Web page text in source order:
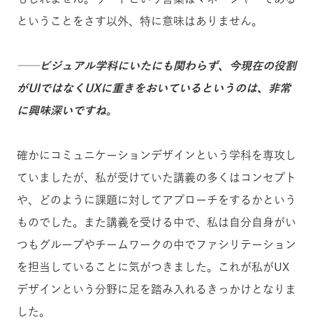
ということをさす以外、特に意味はありません。
──ビジュアル学科にいたにも関わらず、今現在の役割
がUIではなくUXに重きをおいているというのは、非常
に興味深いですね。
確かにコミュニケーションデザインという学科を専攻し
ていましたが、私が受けていた講義の多くはコンセプト
や、どのように課題に対してアプローチをするかという
ものでした。また講義を受ける中で、私は自分自身がい
つもグループやチームワークの中でファシリテーション
を担当していることに気がつきました。これが私がUX
デザインという分野に足を踏み入れるきっかけとなりま
した。